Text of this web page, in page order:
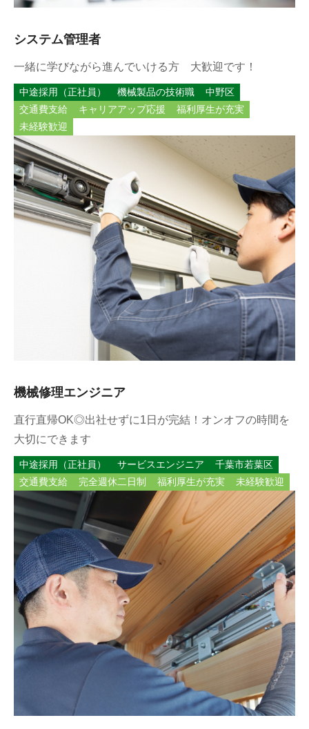
システム管理者
一緒に学びながら進んでいける方 大歓迎です！
中途採用（正社員） 機械製品の技術職
中野区
交通費支給
キャリアアップ応援
福利厚生が充実
未経験歓迎
機械修理エンジニア
直行直帰OK◎出社せずに1日が完結！オンオフの時間を
大切にできます
中途採用（正社員） サービスエンジニア
千葉市若葉区
交通費支給
完全週休二日制 福利厚生が充実 未経験歓迎